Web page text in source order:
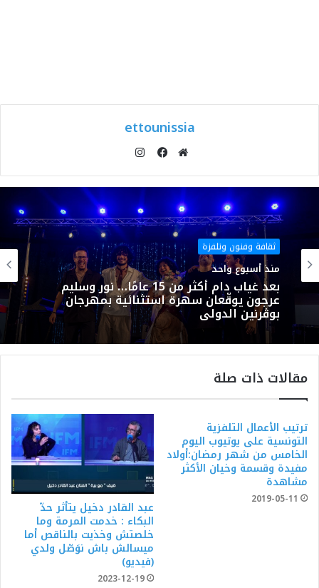
ettounissia
الويب
ثقافة وفنون وتلفزة
منذ أسبوع واحد
بعد غياب دام أكثر من 15 عامًا… نور وسليم
عرجون يوقّعان سهرة استثنائية بمهرجان
بوڨرنين الدولي
مقالات ذات صلة
ترتيب الأعمال التلفزية
التونسية على يوتيوب اليوم
الخامس من شهر رمضان:أولاد
مفيدة وقسمة وخيان الأكثر
مشاهدة
2019-05-11 عبد القادر دخيل يتأثر حدّ
البكاء : خدمت المرمة وما
خلصتش وخذيت بالناقص أما
ميسالش باش نوَصّل ولدي
(فيديو)
2023-12-19